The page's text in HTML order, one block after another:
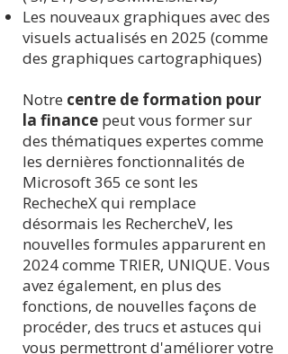
Les nouveaux graphiques avec des
visuels actualisés en 2025 (comme
des graphiques cartographiques)
Notre centre de formation pour
la finance peut vous former sur
des thématiques expertes comme
les dernières fonctionnalités de
Microsoft 365 ce sont les
RechecheX qui remplace
désormais les RechercheV, les
nouvelles formules apparurent en
2024 comme TRIER, UNIQUE. Vous
avez également, en plus des
fonctions, de nouvelles façons de
procéder, des trucs et astuces qui
vous permettront d'améliorer votre